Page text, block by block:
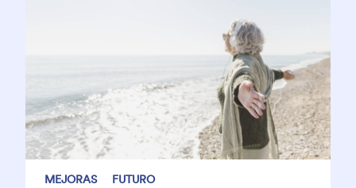
MEJORAS
FUTURO